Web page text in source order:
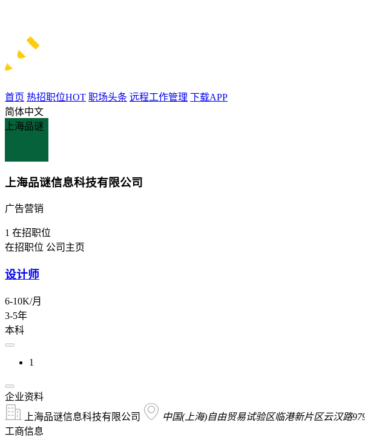
首页 热招职位HOT 职场头条 远程工作管理 下载APP
简体中文
上海品谜
上海品谜信息科技有限公司
广告营销
1 在招职位
在招职位 公司主页
设计师
6-10K/月
3-5年
本科
1
企业资料
上海品谜信息科技有限公司
中国(上海)自由贸易试验区临港新片区云汉路
工商信息